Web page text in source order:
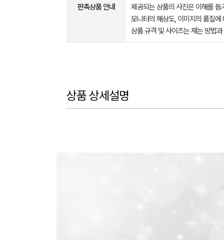
판촉상품 안내
제공되는 상품의 사진은 이해를
모니터의 해상도, 이미지의 품질
상품 규격 및 사이즈는 재는 방법
상품 상세설명